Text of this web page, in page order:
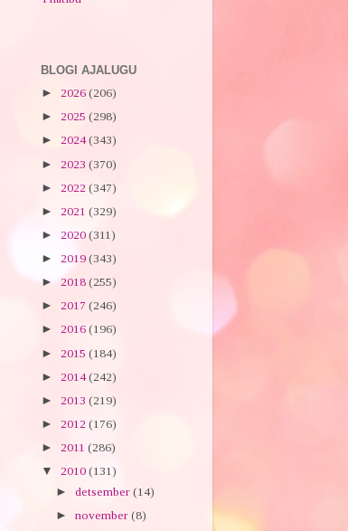
BLOGI AJALUGU
► 2026 (206)
► 2025 (298)
► 2024(343)
► 2023 (370)
► 2022 (347)
► 2021 (329)
► 2020 (311)
► 2019 (343)
► 2018 (255)
► 2017 (246)
► 2016 (196)
► 2015 (184)
► 2014(242)
► 2013 (219)
► 2012 (176)
► 2011 (286)
▼ 2010 (131)
► detsember (14)
► november (8)